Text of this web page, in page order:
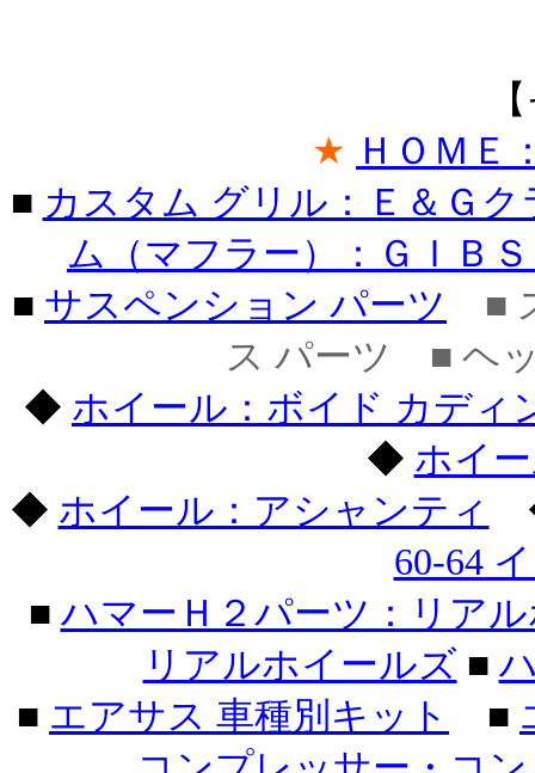
★ ＨＯＭＥ
■ カスタム グリル：Ｅ＆Ｇ
ム（マフラー）：ＧＩＢ
■ サスペンション パーツ
■
ス パーツ ■ ヘ
◆ ホイール：ボイド カディ
◆ ホイ
◆ ホイール：アシャンティ
60-64
■ハマーＨ２パーツ：リア
リアルホイールズ■
■ エアサス 車種別キット ■